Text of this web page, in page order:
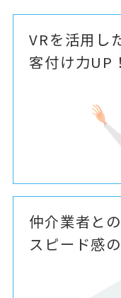
VRを活用し
客付け力UP！
仲介業者と
スピード感